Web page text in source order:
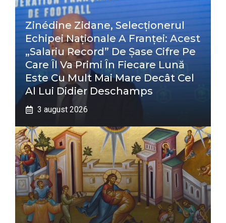
Zinédine Zidane, Selecționerul
Echipei Naționale A Franței: Acest
„salariu Record” De Șase Cifre Pe
Care Îl Va Primi În Fiecare Lună
Este Cu Mult Mai Mare Decât Cel
Al Lui Didier Deschamps
3 august 2026